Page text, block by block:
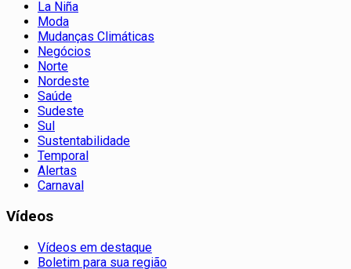
La Niña
Moda
Mudanças Climáticas
Negócios
Norte
Nordeste
Saúde
Sudeste
Sul
Sustentabilidade
Temporal
Alertas
Carnaval
Vídeos
Vídeos em destaque
Boletim para sua região